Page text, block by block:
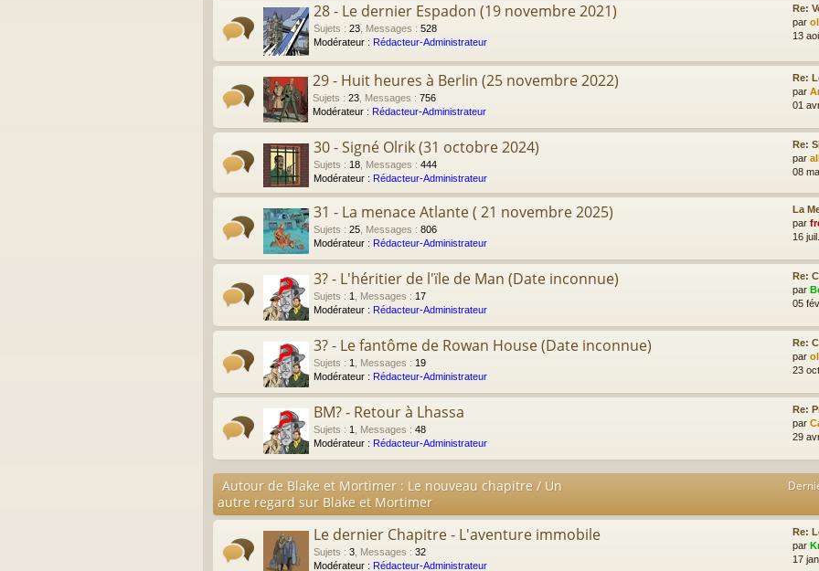
28 - Le dernier Espadon (19 novembre 2021)
Sujets : 23 Messages : 528
Modérateur : Rédacteur-Administrateur
Re:
par
13
29 - Huit heures à Berlin (25 novembre 2022)
Sujets : 23 Messages : 756
Modérateur : Rédacteur-Administrateur
Re:
par
01
30 - Signé Olrik (31 octobre 2024)
Sujets : 18 Messages : 444
Modérateur : Rédacteur-Administrateur
Re:
par
08
31 - La menace Atlante ( 21 novembre 2025)
Sujets : 25 Messages : 806
Modérateur : Rédacteur-Administrateur
La
par
16
3? - L'héritier de l'ïle de Man (Date inconnue)
Sujets : 1 Messages : 17
Modérateur : Rédacteur-Administrateur
Re:
par
05
3? - Le fantôme de Rowan House (Date inconnue)
Sujets : 1 Messages : 19
Modérateur : Rédacteur-Administrateur
Re:
par
23
BM? - Retour à Lhassa
Sujets : 1 Messages : 48
Modérateur : Rédacteur-Administrateur
Re:
par
29
Autour de Blake et Mortimer : Le nouveau chapitre / Un
autre regard sur Blake et Mortimer
Le dernier Chapitre - L'aventure immobile
Sujets : 3 Messages : 32
Modérateur : Rédacteur-Administrateur
Re:
par
17